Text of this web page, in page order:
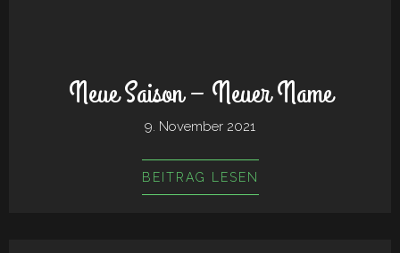
Neue Saison – Neuer Name
9. November 2021
BEITRAG LESEN